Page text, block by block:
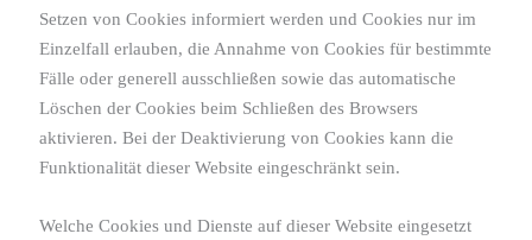
Setzen von Cookies informiert werden und Cookies nur im
Einzelfall erlauben, die Annahme von Cookies für bestimmte
Fälle oder generell ausschließen sowie das automatische
Löschen der Cookies beim Schließen des Browsers
aktivieren. Bei der Deaktivierung von Cookies kann die
Funktionalität dieser Website eingeschränkt sein.
Welche Cookies und Dienste auf dieser Website eingesetzt